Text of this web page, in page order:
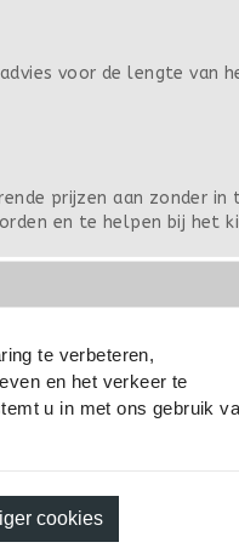
voor de lengte van
prijzen aan zonder
en te helpen bij het
Wij van
bij ons. Voor 09.00
te verbeteren,
en het verkeer te
u in met ons gebruik
cookies